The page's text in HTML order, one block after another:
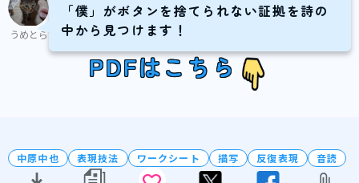
うめとら
「僕」がボタンを捨てられない証拠を詩の
中から見つけます！
PDFはこちら
中原中也 表現技法 ワークシート 描写 反復表現 音読